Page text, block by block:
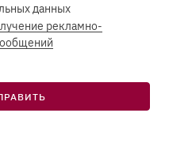
данных
рекламно-